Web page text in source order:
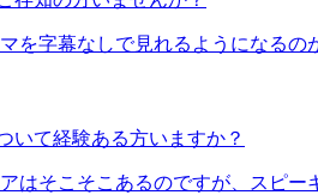
を字幕なしで見れるようになる
いて経験ある方いますか？
はそこそこあるのですが、スピ